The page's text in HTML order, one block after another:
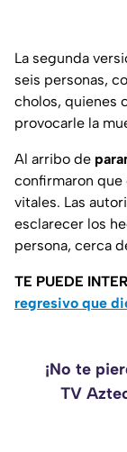
La segunda
seis personas,
cholos, quienes
provocarle la
Al arribo de
confirmaron que
vitales. Las
esclarecer los
persona, cerca
TE PUEDE
regresivo que
¡No te
TV